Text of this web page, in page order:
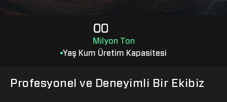
0
1
2
4
0
1
2
4
Milyon Ton
Yaş Kum Üretim Kapasitesi
Profesyonel ve Deneyimli Bir Ekibiz